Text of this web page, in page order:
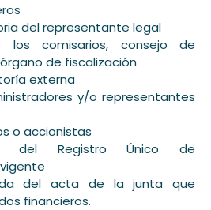
del representante legal
comisarios, consejo de
de fiscalización
externa
y/o representantes
o accionistas
del Registro Único de
del acta de la junta que
financieros.